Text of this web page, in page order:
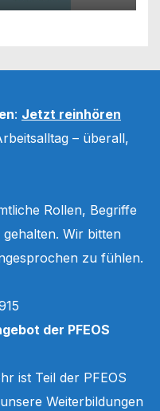
: Jetzt reinhören
– überall,
Rollen, Begriffe
Wir bitten
zu fühlen.
der PFEOS
ist Teil der PFEOS
Weiterbildungen